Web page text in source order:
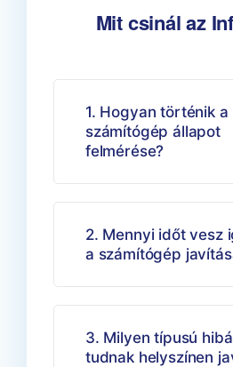
Mit csinál az
1. Hogyan történik a
számítógép állapot
felmérése?
2. Mennyi időt vesz
a számítógép
3. Milyen típusú
tudnak helyszínen